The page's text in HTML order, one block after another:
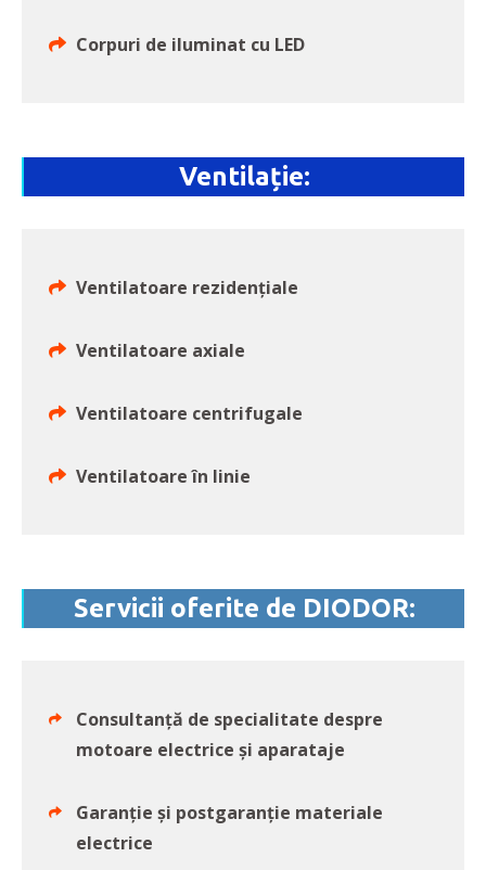
Corpuri de iluminat cu LED
Ventilație:
Ventilatoare rezidențiale
Ventilatoare axiale
Ventilatoare centrifugale
Ventilatoare în linie
Servicii oferite de DIODOR:
Consultanță de specialitate despre
motoare electrice și aparataje
Garanție și postgaranție materiale
electrice